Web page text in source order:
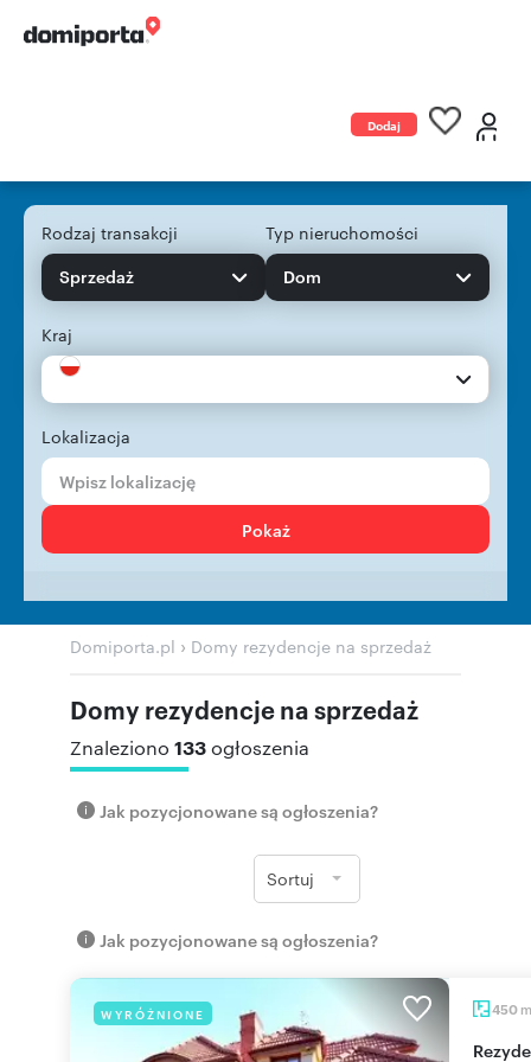
Dodaj
Rodzaj transakcji
Sprzedaż
Typ nieruchomości
Dom
Kraj
Lokalizacja
Pokaż
Domiporta.pl › Domy rezydencje na sprzedaż
Domy rezydencje na sprzedaż
Znaleziono 133ogłoszenia
Jak pozycjonowane są ogłoszenia?
Sortuj
Jak pozycjonowane są ogłoszenia?
WYRÓŻNIONE 450 m
Rezydencja z inteligentnym systemem, 450 m2,